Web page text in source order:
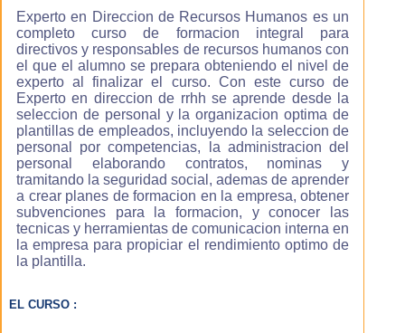
Aprenderás más
rápidamente
Con nuestro
sistema de e-
learning
aprenderás en
menos tiempo
que con un
método de
estudio
convencional, ya
que estudias a tu
Experto en Direccion de Recursos Humanos es un
completo curso de formacion integral para
directivos y responsables de recursos humanos con
el que el alumno se prepara obteniendo el nivel de
experto al finalizar el curso. Con este curso de
Experto en direccion de rrhh se aprende desde la
seleccion de personal y la organizacion optima de
plantillas de empleados, incluyendo la seleccion de
personal por competencias, la administracion del
personal elaborando contratos, nominas y
tramitando la seguridad social, ademas de aprender
a crear planes de formacion en la empresa, obtener
subvenciones para la formacion, y conocer las
tecnicas y herramientas de comunicacion interna en
la empresa para propiciar el rendimiento optimo de
la plantilla.
EL CURSO :